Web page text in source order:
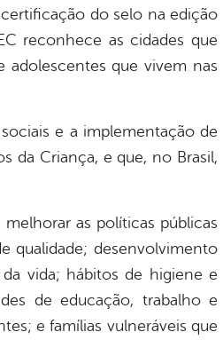
do selo na edição
reconhece as cidades que
adolescentes que vivem nas
e a implementação de
da Criança, e que, no Brasil,
as políticas públicas
qualidade; desenvolvimento
vida; hábitos de higiene e
de educação, trabalho e
e famílias vulneráveis que